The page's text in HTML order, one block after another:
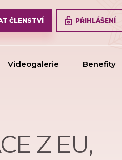
ČLENSTVÍ PŘIHLÁŠENÍ
Videogalerie Benefity
Z EU,